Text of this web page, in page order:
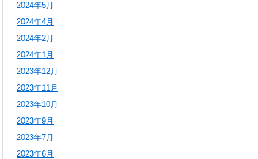
2024年5月
2024年4月
2024年2月
2024年1月
2023年12月
2023年11月
2023年10月
2023年9月
2023年7月
2023年6月